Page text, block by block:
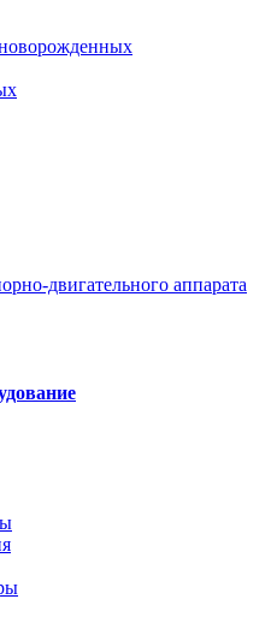
двигательного аппарата